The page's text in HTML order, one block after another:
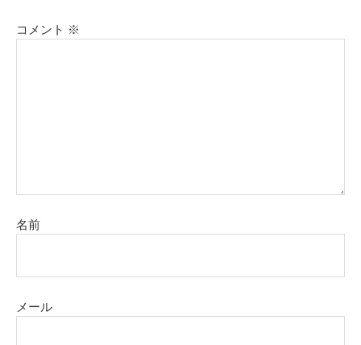
コメント ※
名前
メール